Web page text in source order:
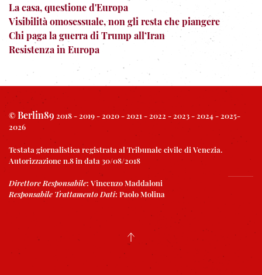
La casa, questione d'Europa
Visibilità omosessuale, non gli resta che piangere
Chi paga la guerra di Trump all’Iran
Resistenza in Europa
© Berlin89 2018 - 2019 - 2020 - 2021 - 2022 - 2023 - 2024 - 2025-
2026
Testata giornalistica registrata al Tribunale civile di Venezia.
Autorizzazione n.8 in data 30/08/2018
Direttore Responsabile: Vincenzo Maddaloni
Responsabile Trattamento Dati: Paolo Molina